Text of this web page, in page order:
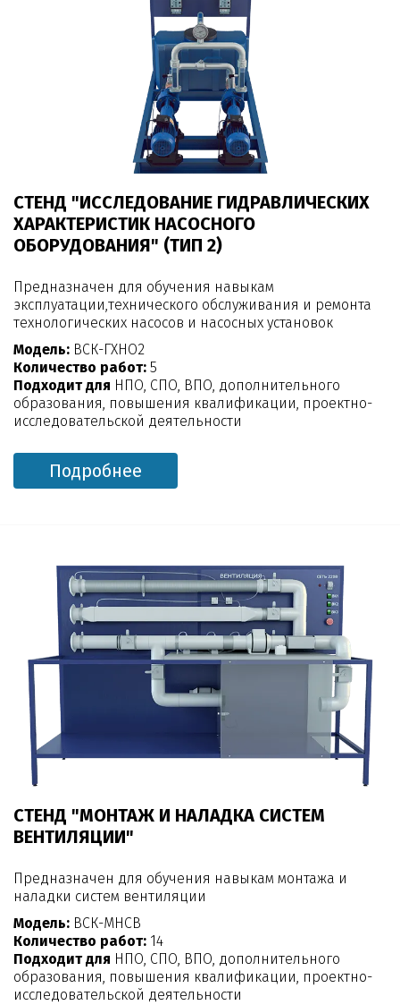
СТЕНД "ИССЛЕДОВАНИЕ ГИДРАВЛИЧЕСКИХ
ХАРАКТЕРИСТИК НАСОСНОГО
ОБОРУДОВАНИЯ" (ТИП 2)
Предназначен для обучения навыкам
эксплуатации,технического обслуживания и ремонта
технологических насосов и насосных установок
Модель: ВСК-ГХНО2
Количество работ: 5
Подходит для НПО, СПО, ВПО, дополнительного
образования, повышения квалификации, проектно-
исследовательской деятельности
Подробнее
СТЕНД "МОНТАЖ И НАЛАДКА СИСТЕМ
ВЕНТИЛЯЦИИ"
Предназначен для обучения навыкам монтажа и
наладки систем вентиляции
Модель: ВСК-МНСВ
Количество работ: 14
Подходит для НПО, СПО, ВПО, дополнительного
образования, повышения квалификации, проектно-
исследовательской деятельности